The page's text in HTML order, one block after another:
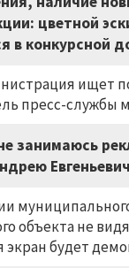
цветной
в конкурсной
ищет
пресс-службы
занимаюсь
объекта не
будет